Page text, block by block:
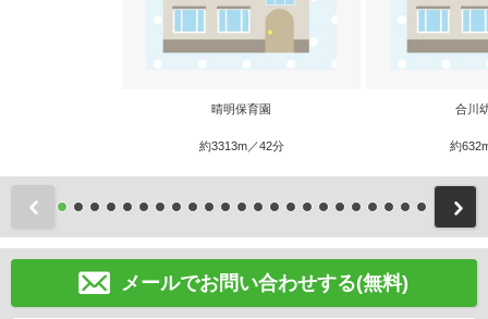
晴明保育園
約3313m／42分
合川
約
前
メールでお問い合わせする(無料)